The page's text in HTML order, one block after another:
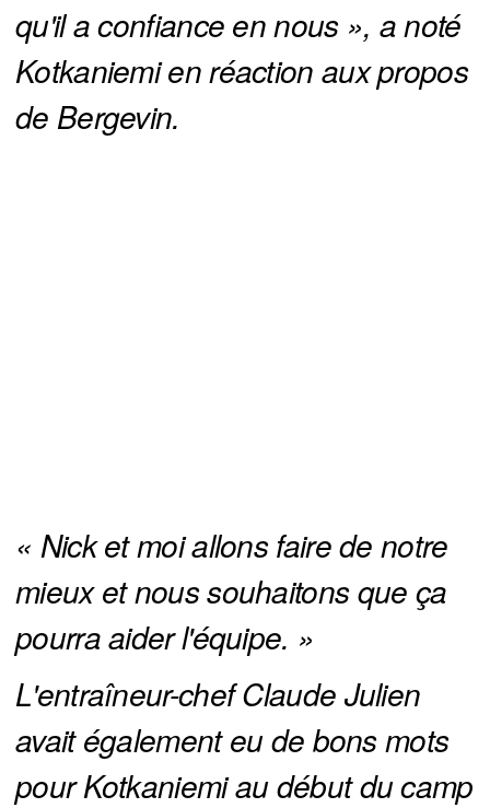
qu'il a confiance en nous », a noté
Kotkaniemi en réaction aux propos
de Bergevin.
« Nick et moi allons faire de notre
mieux et nous souhaitons que ça
pourra aider l'équipe. »
L'entraîneur-chef Claude Julien
avait également eu de bons mots
pour Kotkaniemi au début du camp